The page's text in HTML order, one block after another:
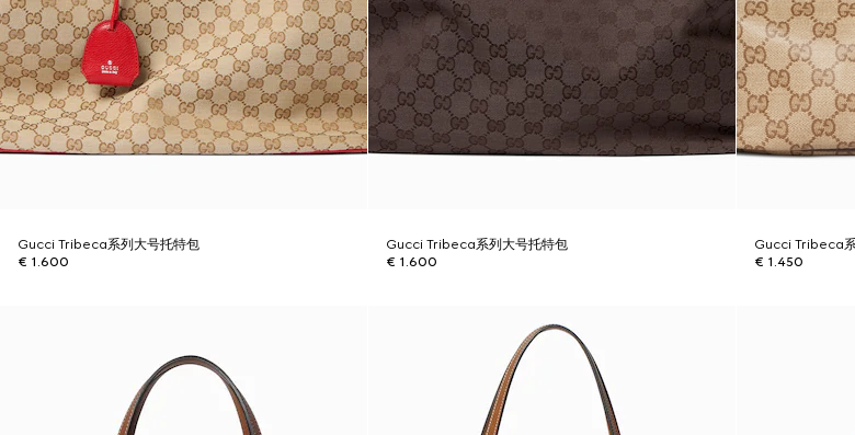
Gucci Tribeca系列大号托特包
€ 1.600
Gucci Tribeca系列大号托特包
€ 1.600
Gucci Tribeca
€ 1.450